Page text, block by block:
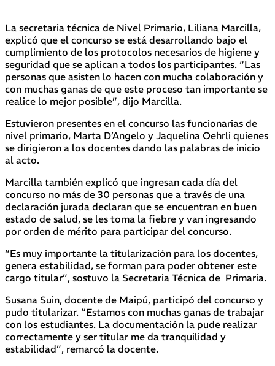
La secretaria técnica de Nivel Primario, Liliana Marcilla,
explicó que el concurso se está desarrollando bajo el
cumplimiento de los protocolos necesarios de higiene y
seguridad que se aplican a todos los participantes. “Las
personas que asisten lo hacen con mucha colaboración y
con muchas ganas de que este proceso tan importante se
realice lo mejor posible”, dijo Marcilla.
Estuvieron presentes en el concurso las funcionarias de
nivel primario, Marta D’Angelo y Jaquelina Oehrli quienes
se dirigieron a los docentes dando las palabras de inicio
al acto.
Marcilla también explicó que ingresan cada día del
concurso no más de 30 personas que a través de una
declaración jurada declaran que se encuentran en buen
estado de salud, se les toma la fiebre y van ingresando
por orden de mérito para participar del concurso.
“Es muy importante la titularización para los docentes,
genera estabilidad, se forman para poder obtener este
cargo titular”, sostuvo la Secretaria Técnica de Primaria.
Susana Suin, docente de Maipú, participó del concurso y
pudo titularizar. “Estamos con muchas ganas de trabajar
con los estudiantes. La documentación la pude realizar
correctamente y ser titular me da tranquilidad y
estabilidad”, remarcó la docente.